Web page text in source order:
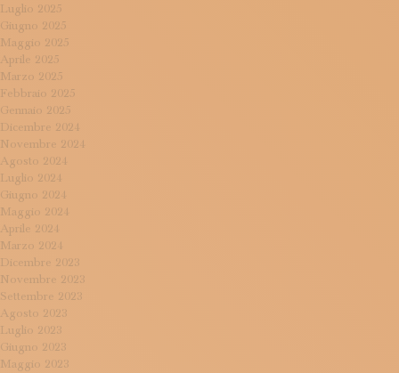
Luglio 2025
Giugno 2025
Maggio 2025
Aprile 2025
Marzo 2025
Febbraio 2025
Gennaio 2025
Dicembre 2024
Novembre 2024
Agosto 2024
Luglio 2024
Giugno 2024
Maggio 2024
Aprile 2024
Marzo 2024
Dicembre 2023
Novembre 2023
Settembre 2023
Agosto 2023
Luglio 2023
Giugno 2023
Maggio 2023